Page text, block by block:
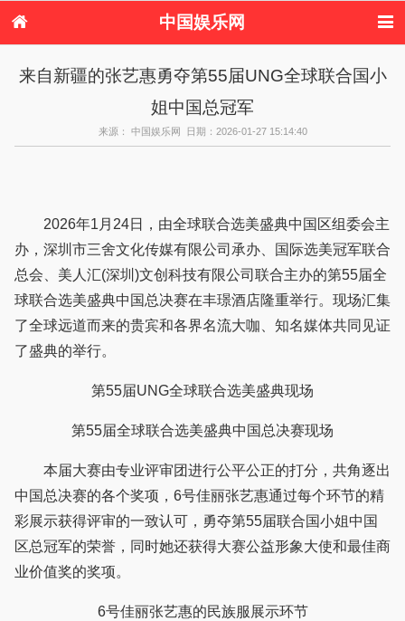
中国娱乐网
港台娱乐
日本娱乐 韩国娱乐
欧美娱乐
音乐新闻 影视新闻
港台明星八卦
日本韩国明星
欧美明星八卦
来自新疆的张艺惠勇夺第55届UNG全球联合国小
姐中国总冠军
来源： 中国娱乐网 日期：2026-01-27 15:14:40
2026年1月24日，由全球联合选美盛典中国区组委会主
办，深圳市三舍文化传媒有限公司承办、国际选美冠军联合
总会、美人汇(深圳)文创科技有限公司联合主办的第55届全
球联合选美盛典中国总决赛在丰璟酒店隆重举行。现场汇集
了全球远道而来的贵宾和各界名流大咖、知名媒体共同见证
了盛典的举行。
第55届UNG全球联合选美盛典现场
第55届全球联合选美盛典中国总决赛现场
本届大赛由专业评审团进行公平公正的打分，共角逐出
中国总决赛的各个奖项，6号佳丽张艺惠通过每个环节的精
彩展示获得评审的一致认可，勇夺第55届联合国小姐中国
区总冠军的荣誉，同时她还获得大赛公益形象大使和最佳商
业价值奖的奖项。
6号佳丽张艺惠的民族服展示环节